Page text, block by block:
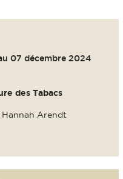
07 décembre 2024
des Tabacs
Arendt